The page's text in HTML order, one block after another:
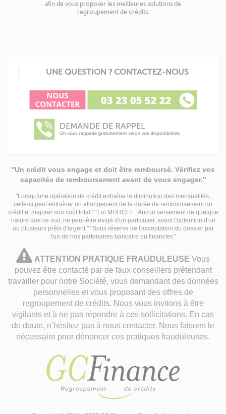
afin de vous proposer les meilleures solutions de
regroupement de crédits.
UNE QUESTION ? CONTACTEZ-NOUS
"Un crédit vous engage et doit être remboursé. Vérifiez vos
capacités de remboursement avant de vous engager."
"Lorsqu'une opération de crédit entraîne la diminution des mensualités,
celle-ci peut entraîner un allongement de la durée de remboursement du
crédit et majorer son coût total." "Loi MURCEF : Aucun versement de quelque
nature que ce soit, ne peut-être exigé d'un particulier, avant l'obtention d'un
ou plusieurs prêts d'argent." "Sous réserve de l'acceptation du dossier par
l'un de nos partenaires bancaire ou financier."
attention
pratique
frauduleuse
ATTENTION PRATIQUE FRAUDULEUSE Vous
pouvez être contacté par de faux conseillers prétendant
travailler pour notre Société, vous demandant des données
personnelles et vous proposant des offres de
regroupement de crédits. Nous vous invitons à être
vigilants et à ne pas répondre à ces sollicitations. En cas
de doute, n’hésitez pas à nous contacter. Nous faisons le
nécessaire pour dénoncer ces pratiques frauduleuses.